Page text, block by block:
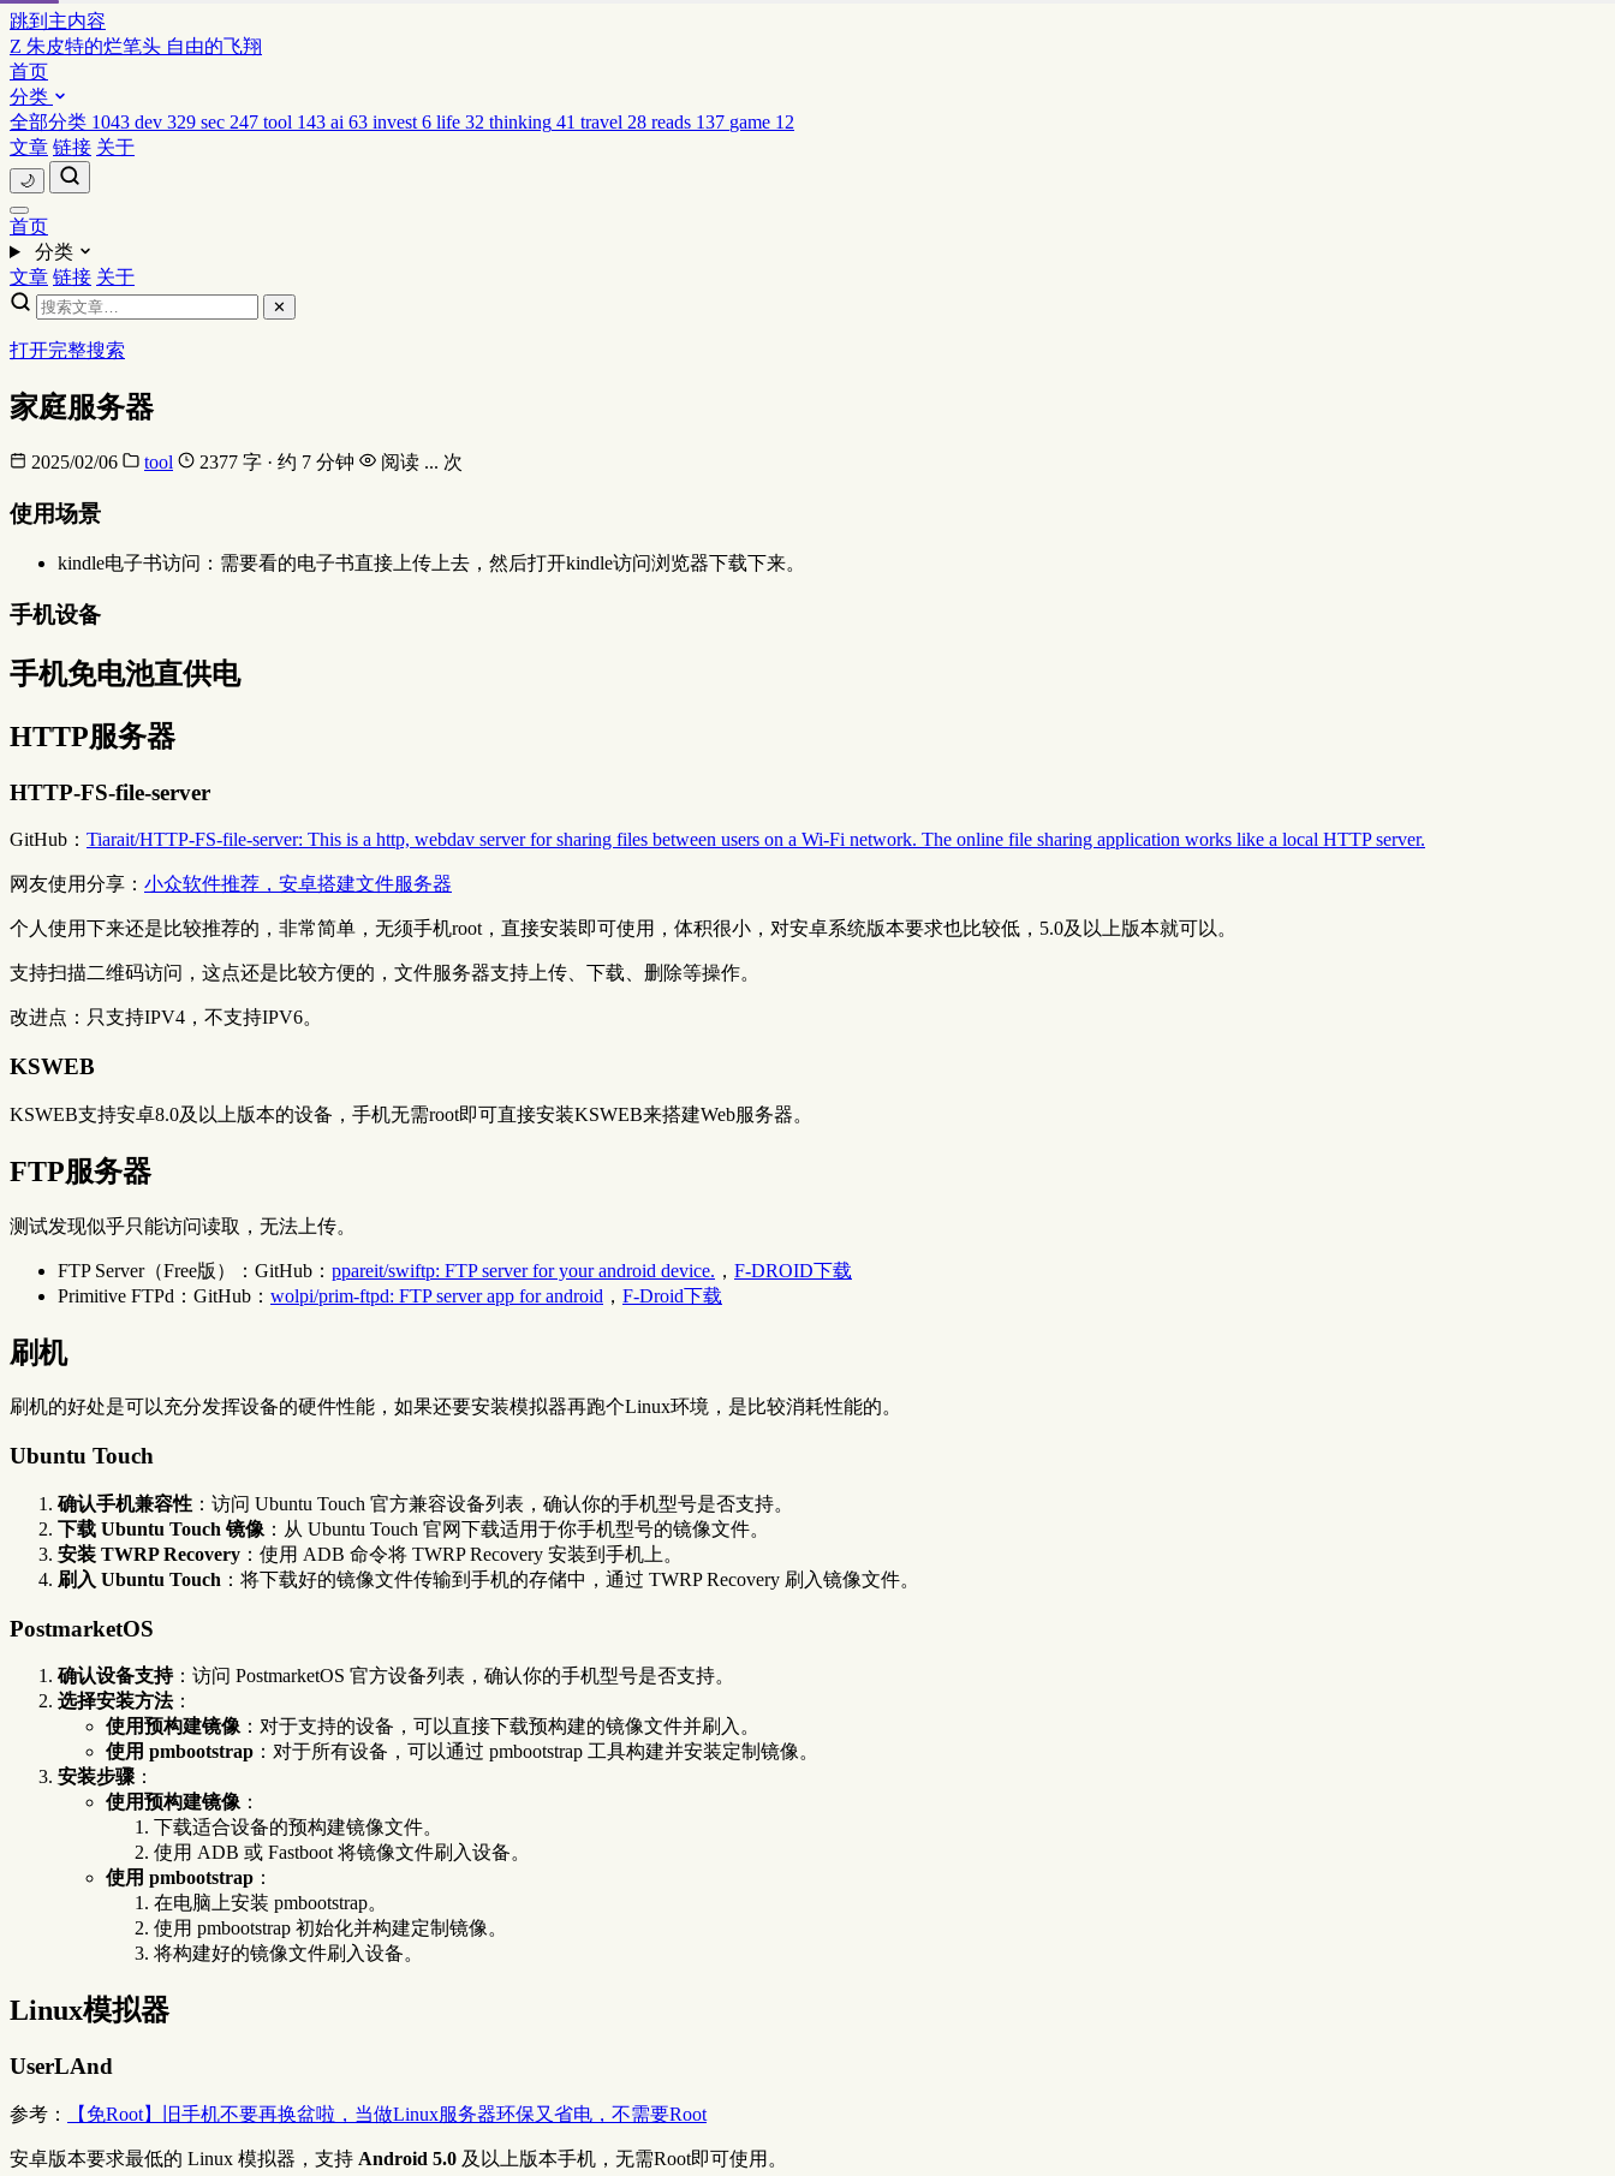
跳到主内容
Z 朱皮特的烂笔头 自由的飞翔
首页
分类
全部分类 1043 dev 329 sec 247 tool 143 ai 63 invest 6 life 32 thinking 41 travel 28 reads 137 game 12
文章 链接 关于
🌙
首页
分类
文章 链接 关于
✕
打开完整搜索
家庭服务器
2025/02/06 tool 2377 字 · 约 7 分钟 阅读 ... 次
使用场景
kindle电子书访问：需要看的电子书直接上传上去，然后打开kindle访问浏览器下载下来。
手机设备
手机免电池直供电
HTTP服务器
HTTP-FS-file-server
GitHub： Tiarait/HTTP-FS-file-server: This is a http, webdav server for sharing files between users on a Wi-Fi network. The online file sharing application works like a local HTTP server.
网友使用分享： 小众软件推荐，安卓搭建文件服务器
个人使用下来还是比较推荐的，非常简单，无须手机root，直接安装即可使用，体积很小，对安卓系统版本要求也比较低，5.0及以上版本就可以。
支持扫描二维码访问，这点还是比较方便的，文件服务器支持上传、下载、删除等操作。
改进点：只支持IPV4，不支持IPV6。
KSWEB
KSWEB支持安卓8.0及以上版本的设备，手机无需root即可直接安装KSWEB来搭建Web服务器。
FTP服务器
测试发现似乎只能访问读取，无法上传。
FTP Server（Free版）：GitHub： ppareit/swiftp: FTP server for your android device. ， F-DROID下载
Primitive FTPd：GitHub： wolpi/prim-ftpd: FTP server app for android ， F-Droid下载
刷机
刷机的好处是可以充分发挥设备的硬件性能，如果还要安装模拟器再跑个Linux环境，是比较消耗性能的。
Ubuntu Touch
确认手机兼容性 ：访问 Ubuntu Touch 官方兼容设备列表，确认你的手机型号是否支持。
下载 Ubuntu Touch 镜像 ：从 Ubuntu Touch 官网下载适用于你手机型号的镜像文件。
安装 TWRP Recovery ：使用 ADB 命令将 TWRP Recovery 安装到手机上。
刷入 Ubuntu Touch ：将下载好的镜像文件传输到手机的存储中，通过 TWRP Recovery 刷入镜像文件。
PostmarketOS
确认设备支持：访问 PostmarketOS 官方设备列表，确认你的手机型号是否支持。
选择安装方法：
使用预构建镜像 ：对于支持的设备，可以直接下载预构建的镜像文件并刷入。
使用 pmbootstrap ：对于所有设备，可以通过 pmbootstrap 工具构建并安装定制镜像。
安装步骤 ：
使用预构建镜像 ：
下载适合设备的预构建镜像文件。
使用 ADB 或 Fastboot 将镜像文件刷入设备。
使用 pmbootstrap ：
在电脑上安装 pmbootstrap。
使用 pmbootstrap 初始化并构建定制镜像。
将构建好的镜像文件刷入设备。
Linux模拟器
UserLAnd
参考： 【免Root】旧手机不要再换盆啦，当做Linux服务器环保又省电，不需要Root
安卓版本要求最低的 Linux 模拟器，支持 Android 5.0 及以上版本手机，无需Root即可使用。